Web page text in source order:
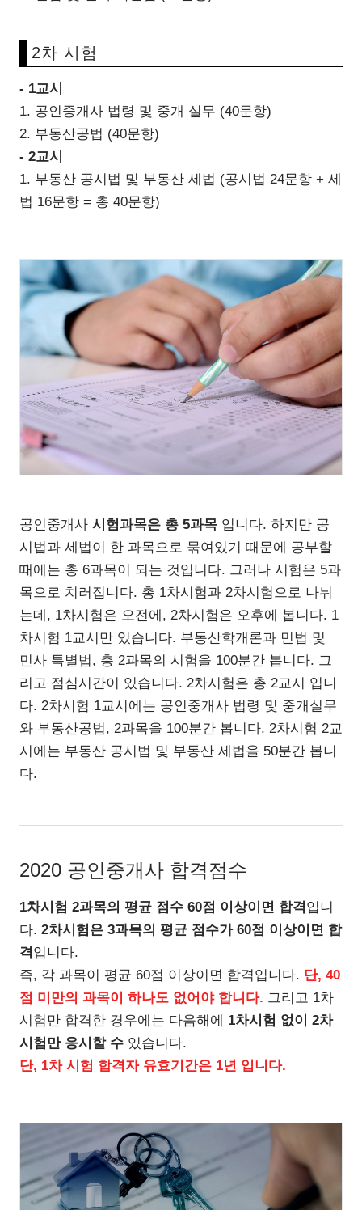
2차 시험
- 1교시
1. 공인중개사 법령 및 중개 실무 (40문항)
2. 부동산공법 (40문항)
- 2교시
1. 부동산 공시법 및 부동산 세법 (공시법 24문항 + 세
법 16문항 = 총 40문항)
공인중개사 시험과목은 총 5과목 입니다. 하지만 공
시법과 세법이 한 과목으로 묶여있기 때문에 공부할
때에는 총 6과목이 되는 것입니다. 그러나 시험은 5과
목으로 치러집니다. 총 1차시험과 2차시험으로 나뉘
는데, 1차시험은 오전에, 2차시험은 오후에 봅니다. 1
차시험 1교시만 있습니다. 부동산학개론과 민법 및
민사 특별법, 총 2과목의 시험을 100분간 봅니다. 그
리고 점심시간이 있습니다. 2차시험은 총 2교시 입니
다. 2차시험 1교시에는 공인중개사 법령 및 중개실무
와 부동산공법, 2과목을 100분간 봅니다. 2차시험 2교
시에는 부동산 공시법 및 부동산 세법을 50분간 봅니
다.
2020 공인중개사 합격점수
1차시험 2과목의 평균 점수 60점 이상이면 합격입니
다. 2차시험은 3과목의 평균 점수가 60점 이상이면 합
격입니다.
즉, 각 과목이 평균 60점 이상이면 합격입니다. 단, 40
점 미만의 과목이 하나도 없어야 합니다. 그리고 1차
시험만 합격한 경우에는 다음해에 1차시험 없이 2차
시험만 응시할 수 있습니다.
단, 1차 시험 합격자 유효기간은 1년 입니다.